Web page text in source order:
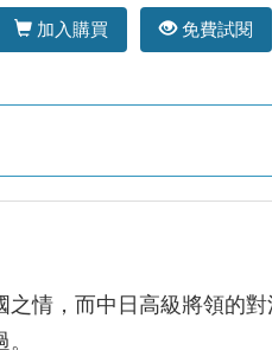
加入購買 免費試閱
情，而中日高級將領的